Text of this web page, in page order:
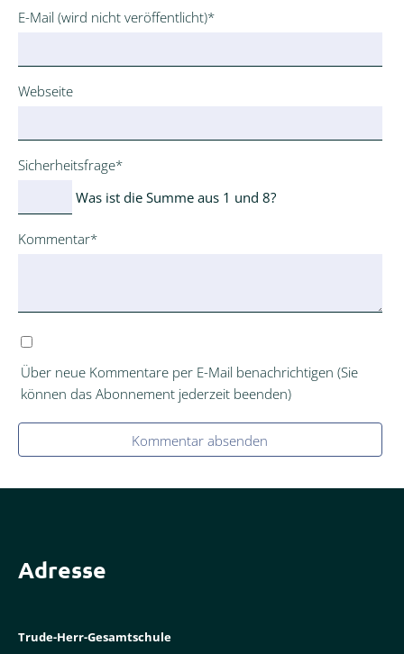
Pflichtfeld
E-Mail (wird nicht veröffentlicht)*
Webseite
Pflichtfeld
Sicherheitsfrage*
Was ist die Summe aus 1 und 8?
Pflichtfeld
Kommentar*
Über neue Kommentare per E-Mail benachrichtigen (Sie
können das Abonnement jederzeit beenden)
Kommentar absenden
Adresse
Trude-Herr-Gesamtschule